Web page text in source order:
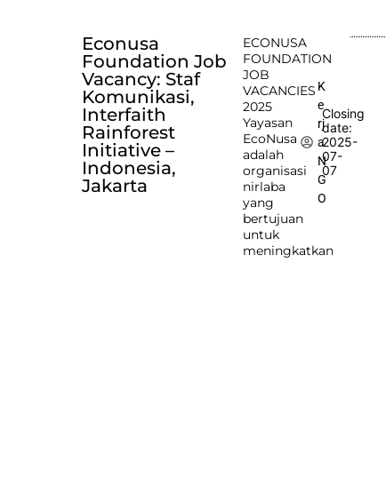
Econusa
Foundation Job
Vacancy: Staf
Komunikasi,
Interfaith
Rainforest
Initiative –
Indonesia,
Jakarta
ECONUSA
FOUNDATION
JOB
VACANCIES
2025
Yayasan
EcoNusa
adalah
organisasi
nirlaba
yang
bertujuan
untuk
meningkatkan
K
e
rj
a
N
G
O
Closing
date:
2025-
07-
07